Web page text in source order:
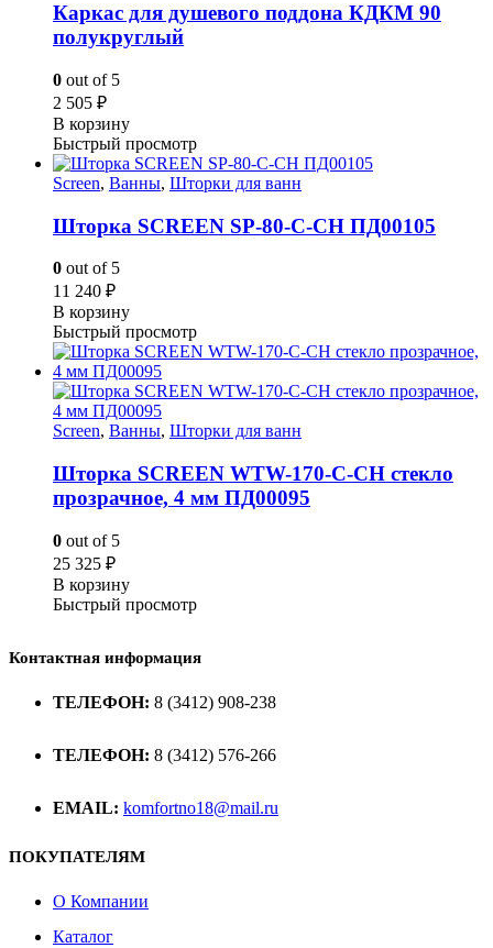
Каркас для душевого поддона КДКМ 90
полукруглый
0 out of 5
2 505 ₽
В корзину
Быстрый просмотр
Screen, Ванны, Шторки для ванн
Шторка SCREEN SP-80-C-CH ПД00105
0 out of 5
11 240 ₽
В корзину
Быстрый просмотр
Screen, Ванны, Шторки для ванн
Шторка SCREEN WTW-170-C-CH стекло
прозрачное, 4 мм ПД00095
0 out of 5
25 325 ₽
В корзину
Быстрый просмотр
Контактная информация
ТЕЛЕФОН: 8 (3412) 908-238
ТЕЛЕФОН: 8 (3412) 576-266
EMAIL: komfortno18@mail.ru
ПОКУПАТЕЛЯМ
О Компании
Каталог